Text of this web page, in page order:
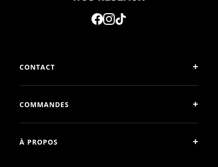
CONTACT +
COMMANDES +
À PROPOS +